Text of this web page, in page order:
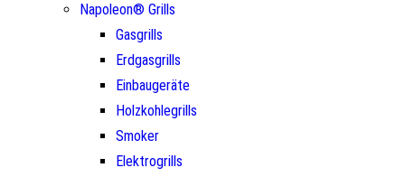
Napoleon® Grills
Gasgrills
Erdgasgrills
Einbaugeräte
Holzkohlegrills
Smoker
Elektrogrills